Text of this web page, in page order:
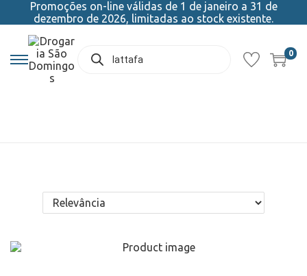
Promoções on-line válidas de 1 de janeiro a 31 de
dezembro de 2026, limitadas ao stock existente.
0